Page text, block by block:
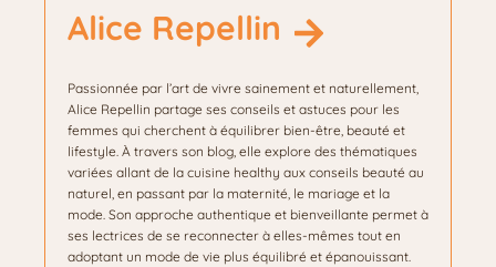
Alice Repellin
Passionnée par l’art de vivre sainement et naturellement,
Alice Repellin partage ses conseils et astuces pour les
femmes qui cherchent à équilibrer bien-être, beauté et
lifestyle. À travers son blog, elle explore des thématiques
variées allant de la cuisine healthy aux conseils beauté au
naturel, en passant par la maternité, le mariage et la
mode. Son approche authentique et bienveillante permet à
ses lectrices de se reconnecter à elles-mêmes tout en
adoptant un mode de vie plus équilibré et épanouissant.